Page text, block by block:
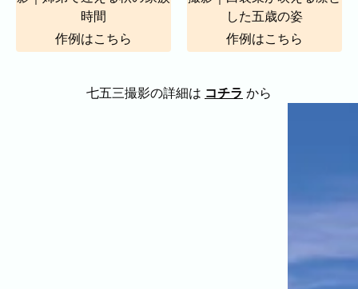
作例はこちら 作例はこちら
七五三撮影の詳細は コチラ から